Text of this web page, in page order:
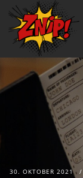
30. OKTOBER 2021